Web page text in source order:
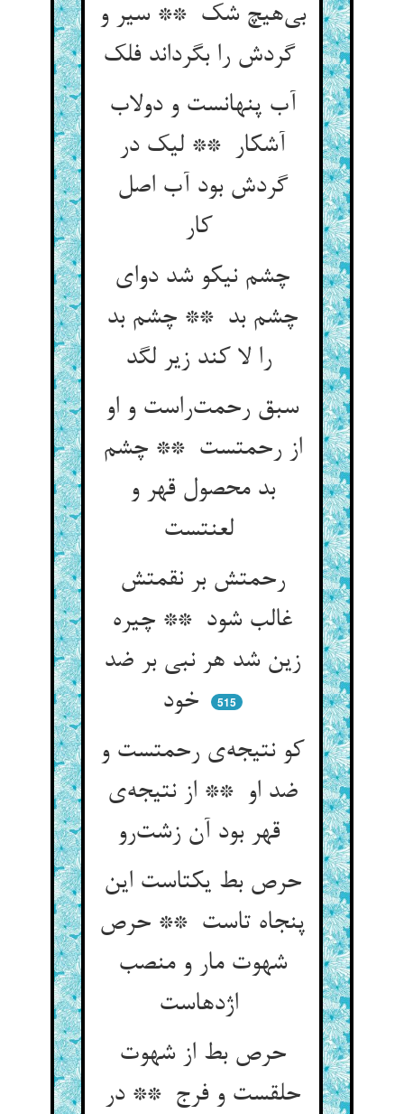
بی‌هیچ شک ** سیر و
گردش را بگرداند فلک
آب پنهانست و دولاب
آشکار ** لیک در
گردش بود آب اصل
چشم نیکو شد دوای
چشم بد ** چشم بد
سبق رحمت‌راست و او
از رحمتست ** چشم
بد محصول قهر و
رحمتش بر نقمتش
غالب شود ** چیره
زین شد هر نبی بر ضد
خود
515
کو نتیجه‌ی رحمتست و
ضد او ** از نتیجه‌ی
قهر بود آن زشت‌رو
حرص بط یکتاست این
پنجاه تاست ** حرص
شهوت مار و منصب
حرص بط از شهوت
حلقست و فرج ** در